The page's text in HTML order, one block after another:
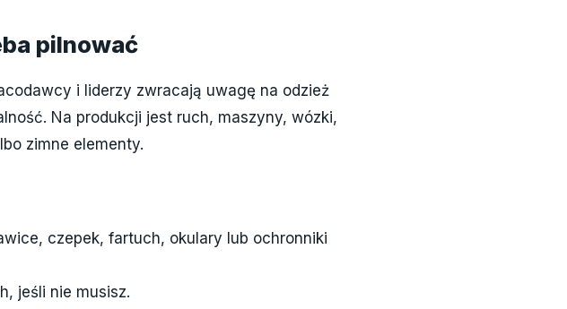
pilnować
i liderzy zwracają uwagę na odzież
Na produkcji jest ruch, maszyny, wózki,
zimne elementy.
czepek, fartuch, okulary lub ochronniki
jeśli nie musisz.